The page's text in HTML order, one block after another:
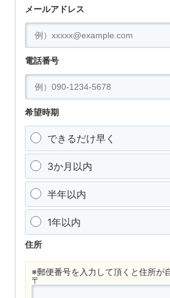
メールアドレス
電話番号
希望時期
できるだけ早く
3か月以内
半年以内
1年以内
住所
※郵便番号を入力して頂くと住所が
〒